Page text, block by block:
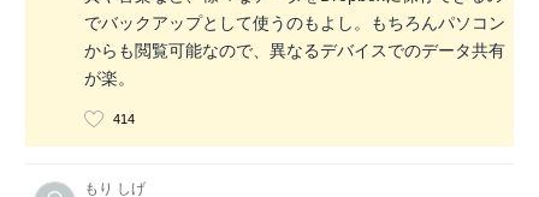
でバックアップとして使うのもよし。もちろんパソコン
からも閲覧可能なので、異なるデバイスでのデータ共有
が楽。
414
もり しげ